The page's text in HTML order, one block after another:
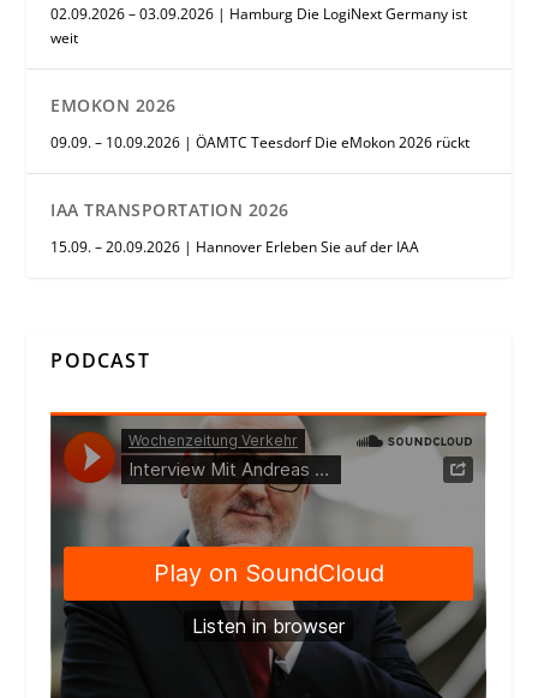
02.09.2026 – 03.09.2026 | Hamburg Die LogiNext Germany ist
weit
EMOKON 2026
09.09. – 10.09.2026 | ÖAMTC Teesdorf Die eMokon 2026 rückt
IAA TRANSPORTATION 2026
15.09. – 20.09.2026 | Hannover Erleben Sie auf der IAA
PODCAST